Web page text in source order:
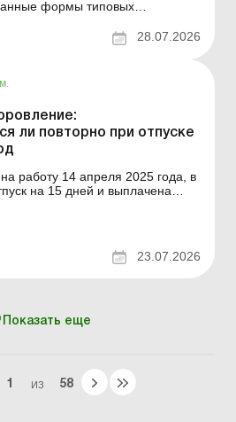
формы типовых
центра по28.07.2026
ли повторно при отпуске
работу 14 апреля 2025 года, в
на 15 дней и выплачена
помощь на оздоровление в
на 16 дней за период 2025–
23.07.2026
Показать еще
1 ИЗ 58